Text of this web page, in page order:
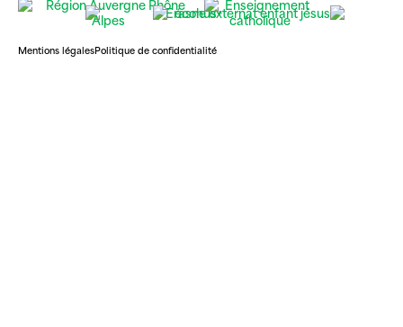
Mentions légalesPolitique de confidentialité